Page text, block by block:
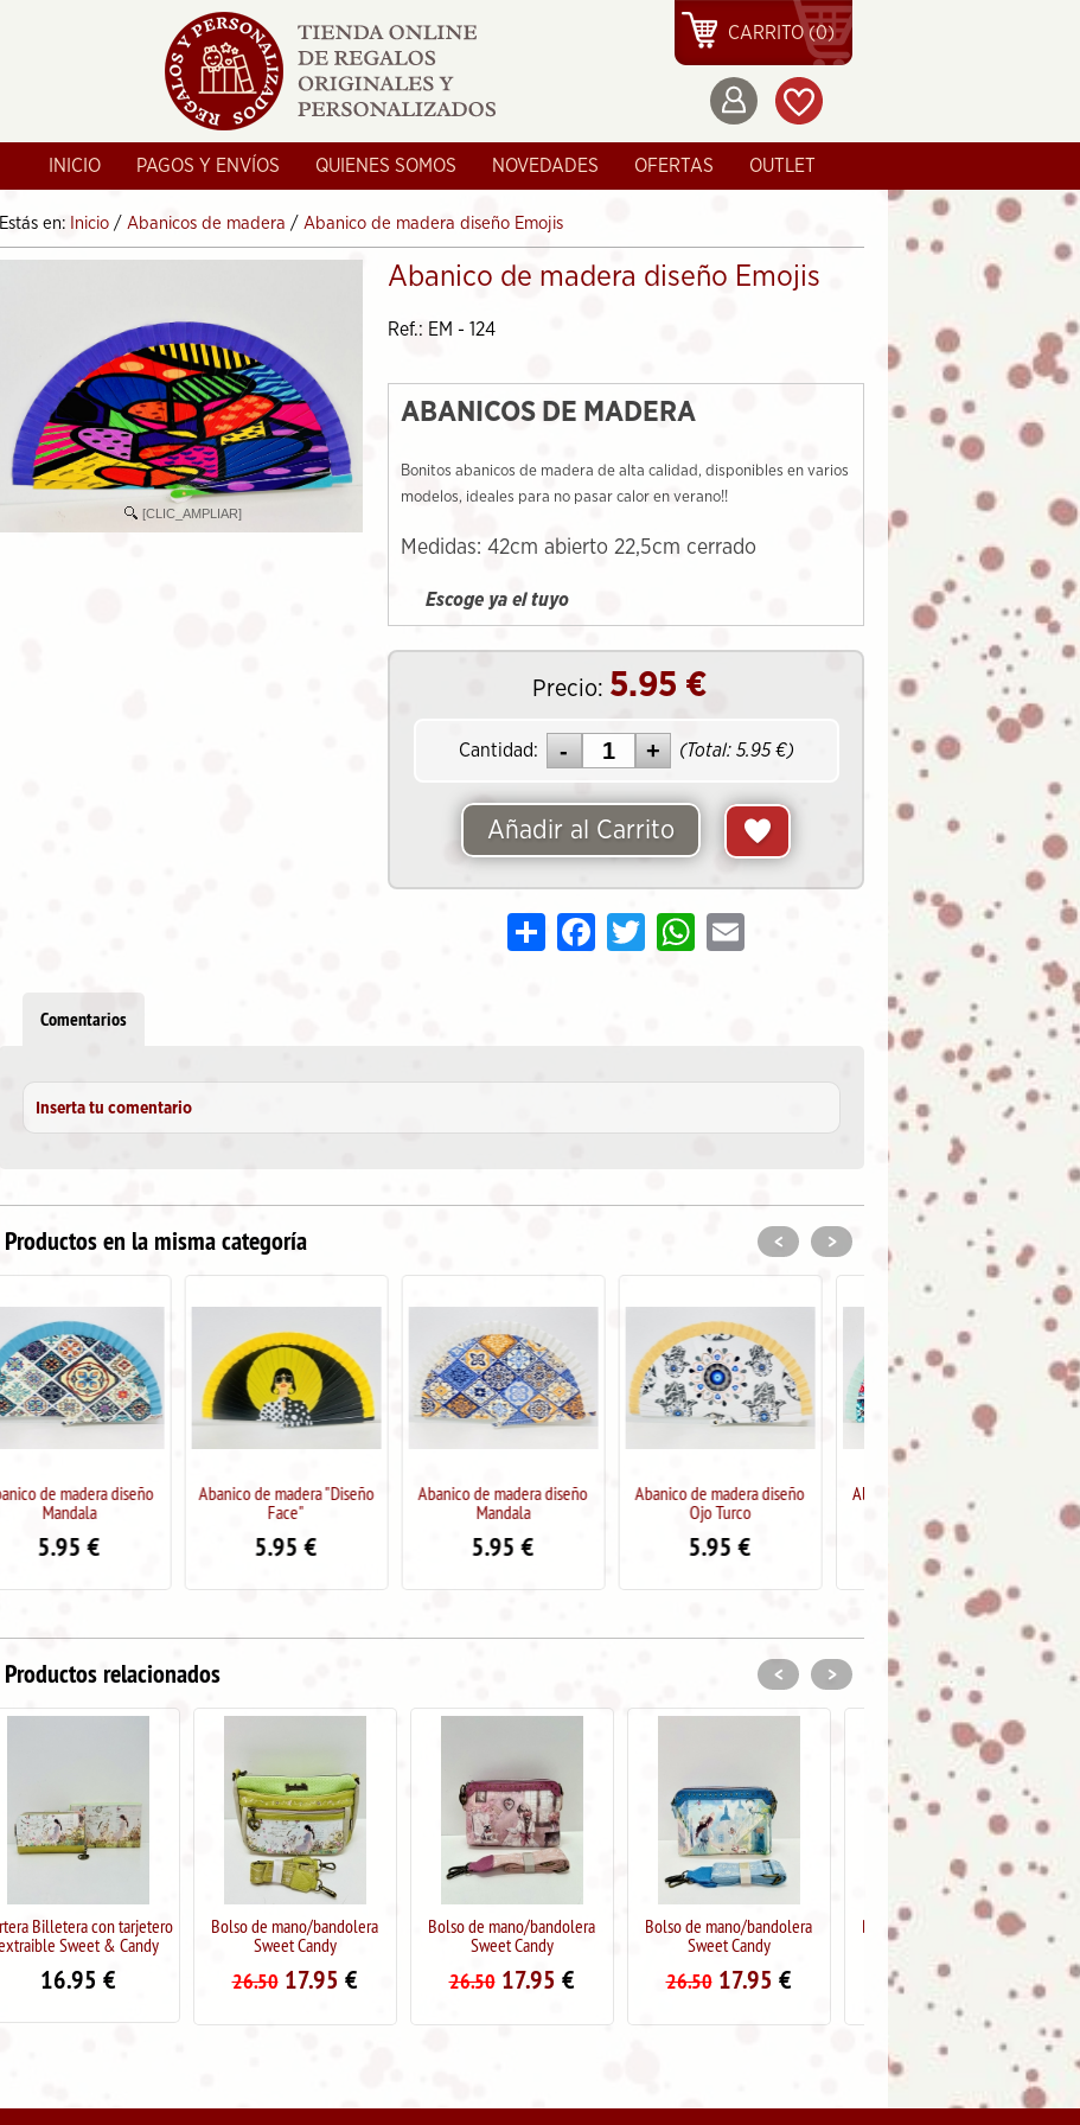
CARRITO (0)
INICIO PAGOS Y ENVÍOS QUIENES SOMOS NOVEDADES OFERTAS OUTLET
Estás en: Inicio / Abanicos de madera / Abanico de madera diseño Emojis
[CLIC_AMPLIAR]
Abanico de madera diseño Emojis
Ref.: EM - 124
ABANICOS DE MADERA
Bonitos abanicos de madera de alta calidad, disponibles en varios
modelos, ideales para no pasar calor en verano!!
Medidas: 42cm abierto 22,5cm cerrado
Escoge ya el tuyo
Precio: 5.95 €
Cantidad: (Total: 5.95€)
Añadir al Carrito
Share FacebookTwitter WhatsApp
Comentarios
Inserta tu comentario
Productos en la misma categoría
Abanico de madera "Diseño
Face"
5.95
Abanico de madera diseño
Mandala
5.95
Abanico de madera diseño
Ojo Turco
5.95
Abanico de madera diseño
Mandala
5.95
Perros"
5.95
< >
Productos relacionados
Bolso de mano/bandolera
Sweet Candy
26.50 17.95
Bolso de mano/bandolera
Sweet Candy
26.50 17.95
Bolso de mano/bandolera
Sweet Candy
26.50 17.95
Bolso de mano/bandolera
Sweet Candy
26.50 17.95
Bolso de mano/bandolera
Sweet Candy
29.95 €
< >